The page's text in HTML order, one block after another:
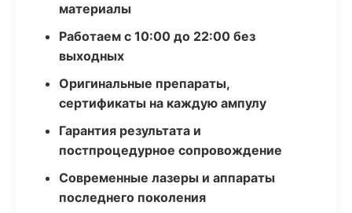
материалы
Работаем с 10:00 до 22:00 без
выходных
Оригинальные препараты,
сертификаты на каждую ампулу
Гарантия результата и
постпроцедурное сопровождение
Современные лазеры и аппараты
последнего поколения